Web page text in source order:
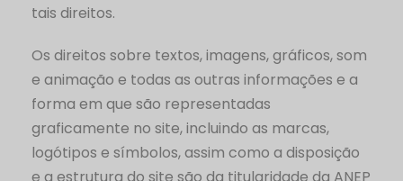
tais direitos.
Os direitos sobre textos, imagens, gráficos, som
e animação e todas as outras informações e a
forma em que são representadas
graficamente no site, incluindo as marcas,
logótipos e símbolos, assim como a disposição
e a estrutura do site são da titularidade da ANEP